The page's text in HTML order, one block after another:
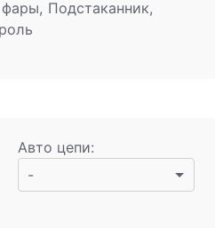
Подстаканник,
Авто цепи:
-